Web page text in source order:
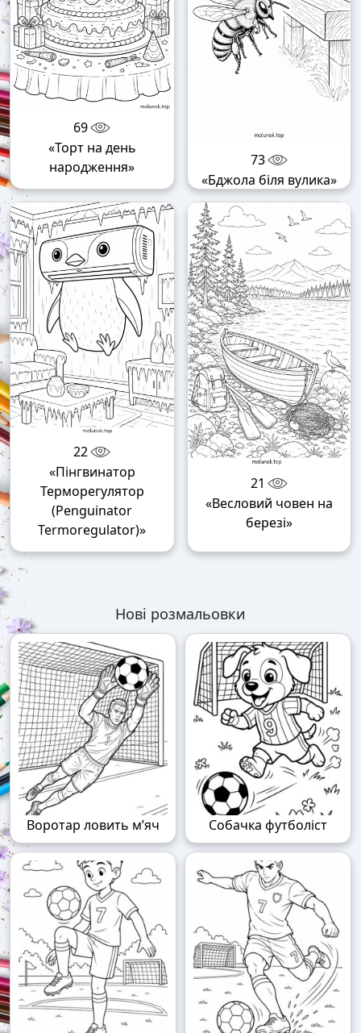
69
«Торт на день
народження»
73
«Бджола біля вулика»
22
«Пінгвинатор
Терморегулятор
(Penguinator
Termoregulator)»
21
«Весловий човен на
березі»
Нові розмальовки
Воротар ловить м’яч Собачка футболіст